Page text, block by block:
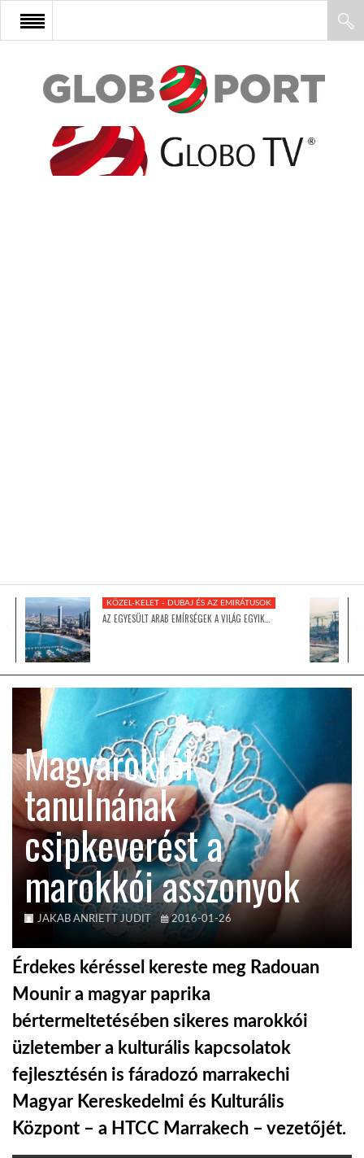
FŐOLDAL
AFRIKA
GLOBOTV BP
HÍR3D
TROPICALMAGAZIN
GLOBOTV
AFRIKA TUDÁSTÁR
A NAP SZÉPE
LINKTR.EE
GLOBOZSARU
DOBRAVERO.HU
LATIMO.HU
KÖZEL-KELET - DUBAJ ÉS AZ EMIRÁTUSOK
AZ EGYESÜLT ARAB EMÍRSÉGEK A VILÁG EGYIK…
Magyaroktól
tanulnának
csipkeverést a
marokkói asszonyok
JAKAB ANRIETT JUDIT 2016-01-26
Érdekes kéréssel kereste meg Radouan
Mounir a magyar paprika
bértermeltetésében sikeres marokkói
üzletember a kulturális kapcsolatok
fejlesztésén is fáradozó marrakechi
Magyar Kereskedelmi és Kulturális
Központ – a HTCC Marrakech – vezetőjét.